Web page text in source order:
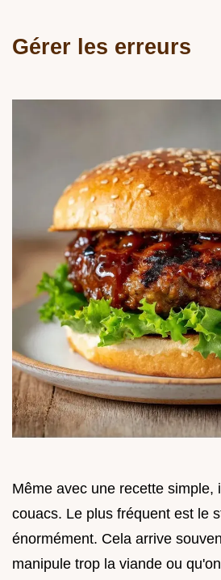
Gérer les erreurs
Même avec une recette simple,
couacs. Le plus fréquent est le
énormément. Cela arrive
manipule trop la viande ou